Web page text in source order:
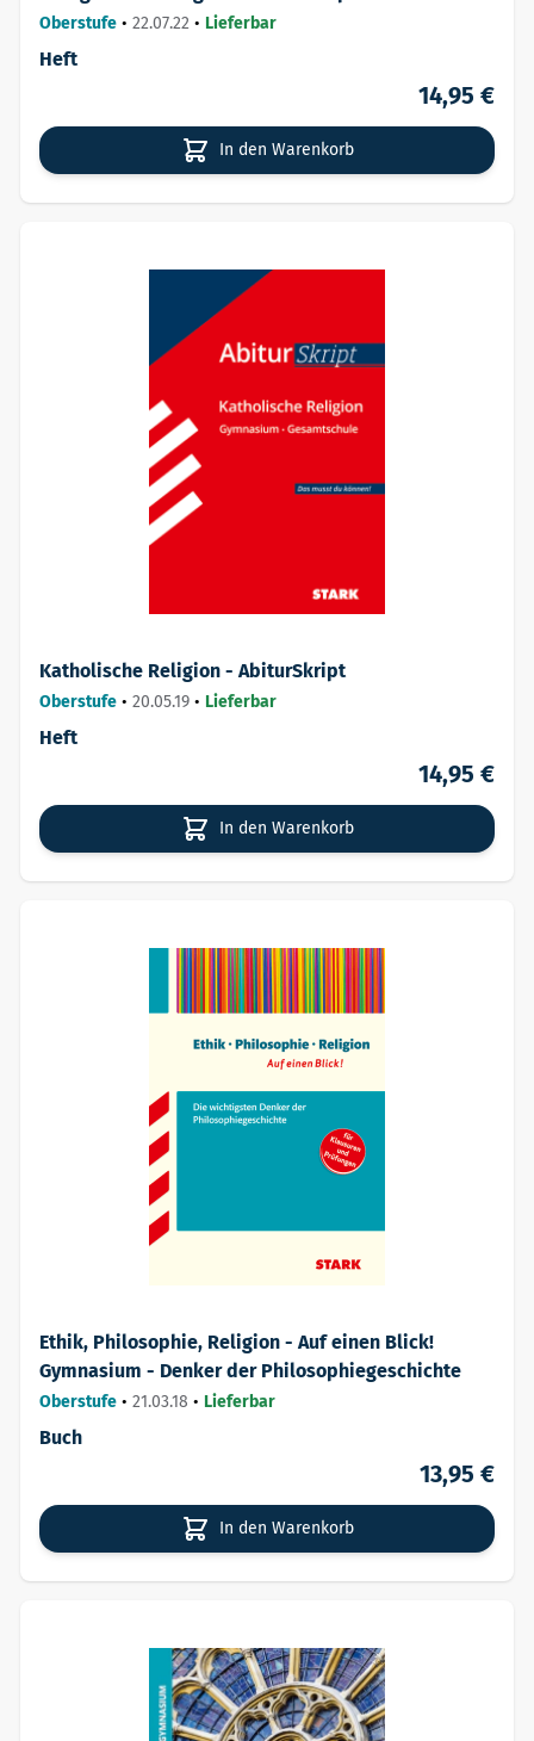
Oberstufe • 22.07.22 • Lieferbar
Heft
14,95 €
In den Warenkorb
Katholische Religion - AbiturSkript
Oberstufe • 20.05.19 • Lieferbar
Heft
14,95 €
In den Warenkorb
Ethik, Philosophie, Religion - Auf einen Blick!
Gymnasium - Denker der Philosophiegeschichte
Oberstufe • 21.03.18 • Lieferbar
Buch
13,95 €
In den Warenkorb